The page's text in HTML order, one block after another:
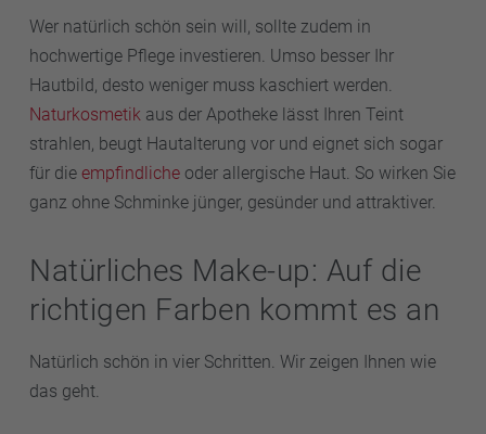
Wer natürlich schön sein will, sollte zudem in
hochwertige Pflege investieren. Umso besser Ihr
Hautbild, desto weniger muss kaschiert werden.
Naturkosmetik aus der Apotheke lässt Ihren Teint
strahlen, beugt Hautalterung vor und eignet sich sogar
für die empfindliche oder allergische Haut. So wirken Sie
ganz ohne Schminke jünger, gesünder und attraktiver.
Natürliches Make-up: Auf die
richtigen Farben kommt es an
Natürlich schön in vier Schritten. Wir zeigen Ihnen wie
das geht.